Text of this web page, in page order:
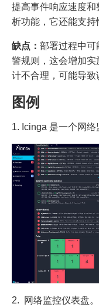
提高事件响应速度
析功能，它还能支持
缺点： 部署过程中可
警规则，这会增加
计不合理，可能导致
图例
1. Icinga 是一个网络
2. 网络监控仪表盘。